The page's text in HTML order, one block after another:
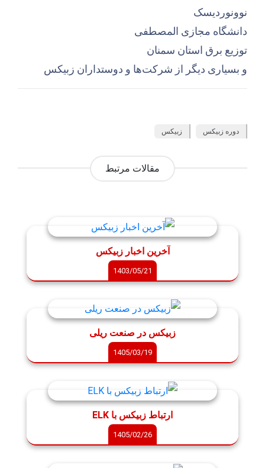
نوونوردیسک
دانشگاه مجازی المصطفی
توزیع برق استان سمنان
و بسیاری دیگر از شرکت‌ها و دوستداران زبیکس
دوره زبیکس زبیکس
مقالات مرتبط
آخرین اخبار زبیکس
1403/05/21
زبیکس در صنعت ریلی
1405/03/19
ارتباط زبیکس با ELK
1405/02/26